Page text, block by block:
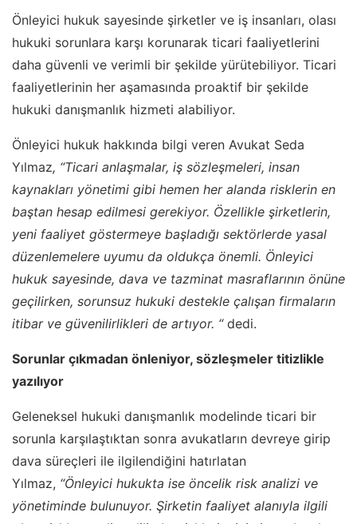
Önleyici hukuk sayesinde şirketler ve iş insanları, olası
hukuki sorunlara karşı korunarak ticari faaliyetlerini
daha güvenli ve verimli bir şekilde yürütebiliyor. Ticari
faaliyetlerinin her aşamasında proaktif bir şekilde
hukuki danışmanlık hizmeti alabiliyor.
Önleyici hukuk hakkında bilgi veren Avukat Seda
Yılmaz, “Ticari anlaşmalar, iş sözleşmeleri, insan
kaynakları yönetimi gibi hemen her alanda risklerin en
baştan hesap edilmesi gerekiyor. Özellikle şirketlerin,
yeni faaliyet göstermeye başladığı sektörlerde yasal
düzenlemelere uyumu da oldukça önemli. Önleyici
hukuk sayesinde, dava ve tazminat masraflarının önüne
geçilirken, sorunsuz hukuki destekle çalışan firmaların
itibar ve güvenilirlikleri de artıyor. “ dedi.
Sorunlar çıkmadan önleniyor, sözleşmeler titizlikle
yazılıyor
Geleneksel hukuki danışmanlık modelinde ticari bir
sorunla karşılaştıktan sonra avukatların devreye girip
dava süreçleri ile ilgilendiğini hatırlatan
Yılmaz, “Önleyici hukukta ise öncelik risk analizi ve
yönetiminde bulunuyor. Şirketin faaliyet alanıyla ilgili